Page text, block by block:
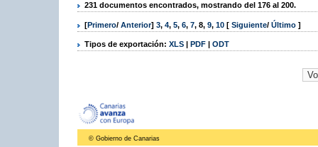
231 documentos encontrados, mostrando del 176 al 200.
[Primero/ Anterior] 3, 4, 5, 6, 7, 8, 9, 10 [ Siguiente/ Último ]
Tipos de exportación: XLS | PDF | ODT
© Gobierno de Canarias